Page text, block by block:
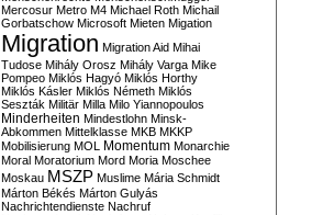
Mercosur Metro M4 Michael Roth Michail
Gorbatschow Microsoft Mieten Migation
Migration Migration Aid Mihai
Tudose Mihály Orosz Mihály Varga Mike
Pompeo Miklós Hagyó Miklós Horthy
Miklós Kásler Miklós Németh Miklós
Seszták Militär Milla Milo Yiannopoulos
Minderheiten Mindestlohn Minsk-
Abkommen Mittelklasse MKB MKKP
Mobilisierung MOL Momentum Monarchie
Moral Moratorium Mord Moria Moschee
Moskau MSZP Muslime Mária Schmidt
Márton Békés Márton Gulyás
Nachrichtendienste Nachruf